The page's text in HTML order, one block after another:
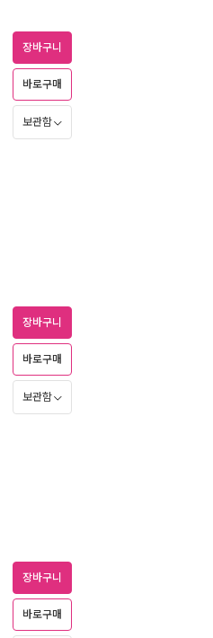
장바구니
바로구매
보관함
장바구니
바로구매
보관함
장바구니
바로구매